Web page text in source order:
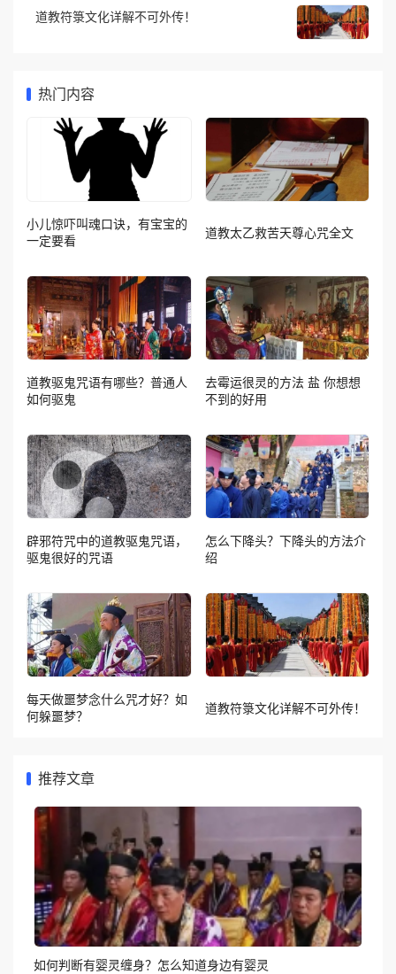
道教符箓文化详解不可外传！
热门内容
小儿惊吓叫魂口诀，有宝宝的
一定要看
道教太乙救苦天尊心咒全文
道教驱鬼咒语有哪些？普通人
如何驱鬼
去霉运很灵的方法 盐 你想想
不到的好用
辟邪符咒中的道教驱鬼咒语，
驱鬼很好的咒语
怎么下降头？下降头的方法介
绍
每天做噩梦念什么咒才好？如
何躲噩梦？
道教符箓文化详解不可外传！
推荐文章
如何判断有婴灵缠身？怎么知道身边有婴灵